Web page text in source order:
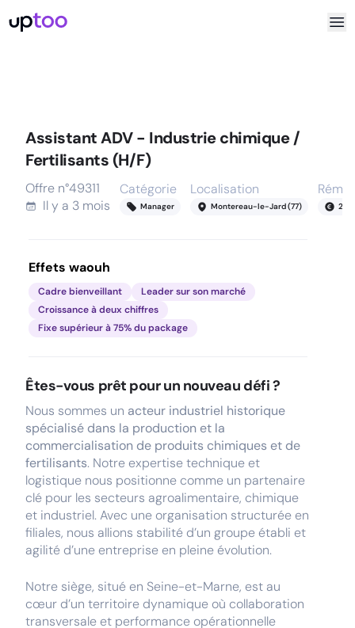
Assistant ADV - Industrie chimique /
Fertilisants (H/F)
Offre n°49311
Il y a 3 mois
Catégorie
Manager
Localisation
Montereau-le-Jard (77) 28
Effets waouh
Cadre bienveillant
Leader sur son marché
Croissance à deux chiffres
Fixe supérieur à 75% du package
Êtes-vous prêt pour un nouveau défi ?
Nous sommes un acteur industriel historique
spécialisé dans la production et la
commercialisation de produits chimiques et de
fertilisants. Notre expertise technique et
logistique nous positionne comme un partenaire
clé pour les secteurs agroalimentaire, chimique
et industriel. Avec une organisation structurée en
filiales, nous allions stabilité d’un groupe établi et
agilité d’une entreprise en pleine évolution.
Notre siège, situé en Seine-et-Marne, est au
cœur d’un territoire dynamique où collaboration
transversale et performance opérationnelle